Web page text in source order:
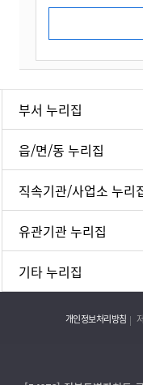
부서 누리집
읍/면/동 누리집
직속기관/사업소 누리
유관기관 누리집
기타 누리집
개인정보처리방침